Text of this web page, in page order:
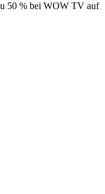
50 % bei WOW TV auf